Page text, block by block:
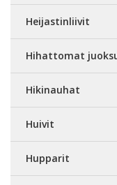
Heijastinliivit
Hihattomat
Hikinauhat
Huivit
Hupparit